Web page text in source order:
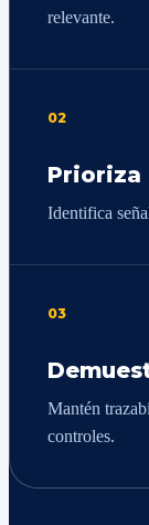
relevante.
02
Prioriza
Identifica
03
Mantén
controles.